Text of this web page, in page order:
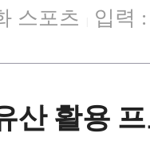
스포츠 입력
산 활용